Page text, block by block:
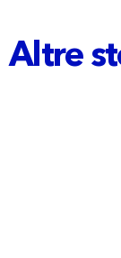
Altre